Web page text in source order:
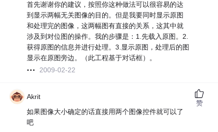
首先谢谢你的建议，按照你这种做法可以很容易的达
到显示两幅无关图像的目的。但是我要同时显示原图
和处理完的图像，这两幅图有直接的关系，这其中就
涉及到对位图的操作。我的步骤是：1.先载入原图。2.
获得原图的信息并进行处理。3.显示原图，处理后的图
显示在原图旁边。（此工程基于对话框）。
2009-02-22
Akrit
如果图像大小确定的话直接用两个图像控件就可以了
吧
赞